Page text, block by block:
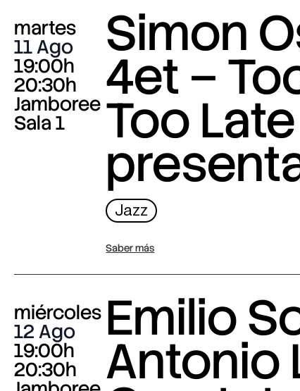
martes
11 Ago
19:00h
20:30h
Jamboree
Sala 1
Simon
4et –
Too
Jazz
Saber más
miércoles
12 Ago
19:00h
20:30h
Emilio
Antonio